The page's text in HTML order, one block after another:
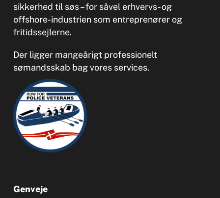
sikkerhed til søs – for såvel erhvervs- og
offshore-industrien som entreprenører og
fritidssejlerne.
Der ligger mangeårigt professionelt
sømandsskab bag vores services.
Genveje